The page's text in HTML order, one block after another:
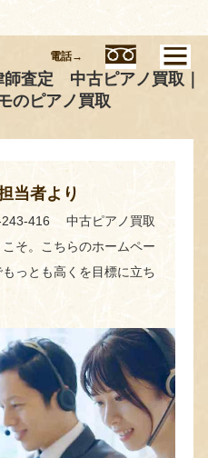
査定 中古ピアノ買取｜
のピアノ買取
当者より
243-416 中古ピアノ買取
そ。こちらのホームペー
っとも高くを目標に立ち
電話→